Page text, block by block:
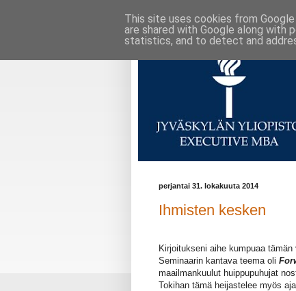
perjantai 31. lokakuuta 2014
Ihmisten kesken
Kirjoitukseni aihe kumpuaa
Seminaarin kantava teema oli
maailmankuulut huippupuhujat
Tokihan tämä heijastelee myös
This site uses cookies from
are shared with Google along with
statistics, and to detect and